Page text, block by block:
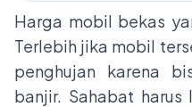
Harga mobil bekas
Terlebih jika mobil
penghujan karena
banjir. Sahabat